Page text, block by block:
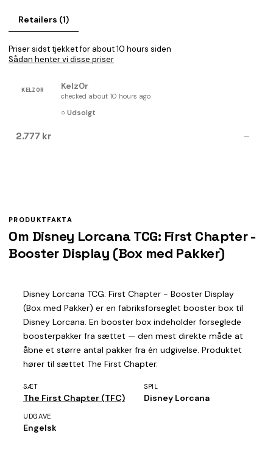
Retailers (1)
Priser sidst tjekket for about 10 hours siden
Sådan henter vi disse priser
KELZ0R Kelz0r
checked about 10 hours ago
○ Udsolgt
2.777 kr —
PRODUKTFAKTA
Om Disney Lorcana TCG: First Chapter -
Booster Display (Box med Pakker)
Disney Lorcana TCG: First Chapter - Booster Display
(Box med Pakker) er en fabriksforseglet booster box til
Disney Lorcana. En booster box indeholder forseglede
boosterpakker fra sættet — den mest direkte måde at
åbne et større antal pakker fra én udgivelse. Produktet
hører til sættet The First Chapter.
SÆT
The First Chapter (TFC)
SPIL
Disney Lorcana
UDGAVE
Engelsk